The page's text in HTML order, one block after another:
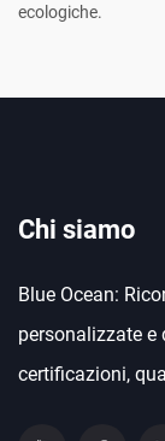
ecologiche.
Chi siamo
Blue Ocean:
personalizzate
certificazioni,